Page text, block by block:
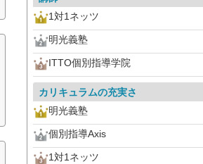
1対1ネッツ
明光義塾
ITTO個別指導学院
カリキュラムの充実さ
明光義塾
個別指導Axis
1対1ネッツ